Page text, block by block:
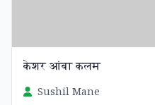
केशर आंबा कलम
Sushil Mane